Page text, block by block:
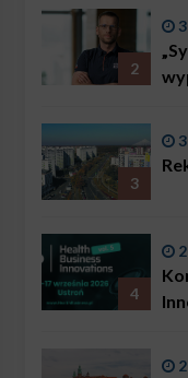
2
3
3
4